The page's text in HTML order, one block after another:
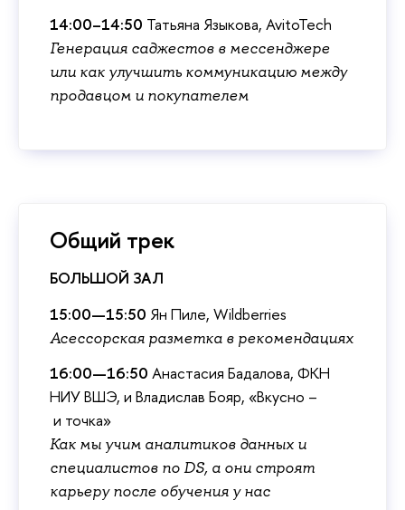
14:00–14:50 Татьяна Языкова, AvitoTech
Генерация саджестов в мессенджере
или как улучшить коммуникацию между
продавцом и покупателем
Общий трек
БОЛЬШОЙ ЗАЛ
15:00—15:50 Ян Пиле, Wildberries
Асессорская разметка в рекомендациях
16:00—16:50 Анастасия Бадалова, ФКН
НИУ ВШЭ, и Владислав Бояр, «Вкусно –
и точка»
Как мы учим аналитиков данных и
специалистов по DS, а они строят
карьеру после обучения у нас